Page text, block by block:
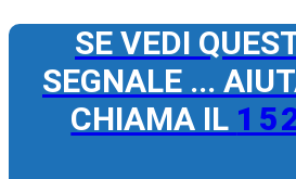
SE VEDI
SEGNALE ...
CHIAMA IL